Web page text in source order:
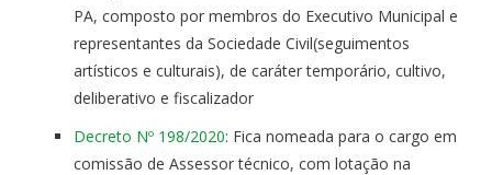
PA, composto por membros do Executivo Municipal e
representantes da Sociedade Civil(seguimentos
artísticos e culturais), de caráter temporário, cultivo,
deliberativo e fiscalizador
Decreto Nº 198/2020: Fica nomeada para o cargo em
comissão de Assessor técnico, com lotação na